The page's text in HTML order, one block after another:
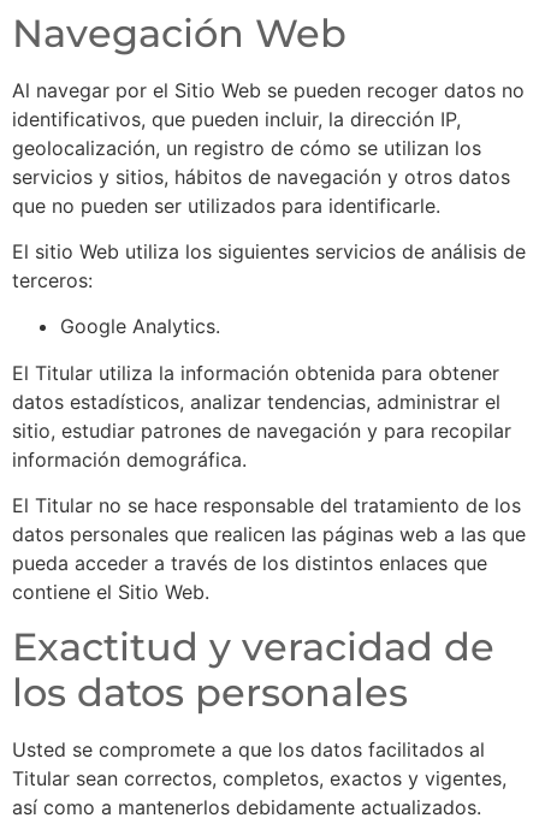
Navegación Web
Al navegar por el Sitio Web se pueden recoger datos no
identificativos, que pueden incluir, la dirección IP,
geolocalización, un registro de cómo se utilizan los
servicios y sitios, hábitos de navegación y otros datos
que no pueden ser utilizados para identificarle.
El sitio Web utiliza los siguientes servicios de análisis de
terceros:
Google Analytics.
El Titular utiliza la información obtenida para obtener
datos estadísticos, analizar tendencias, administrar el
sitio, estudiar patrones de navegación y para recopilar
información demográfica.
El Titular no se hace responsable del tratamiento de los
datos personales que realicen las páginas web a las que
pueda acceder a través de los distintos enlaces que
contiene el Sitio Web.
Exactitud y veracidad de
los datos personales
Usted se compromete a que los datos facilitados al
Titular sean correctos, completos, exactos y vigentes,
así como a mantenerlos debidamente actualizados.